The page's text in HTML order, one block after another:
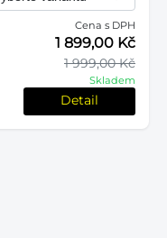
Cena s DPH
1 999,00 Kč
1 899,00 Kč
Skladem
Detail